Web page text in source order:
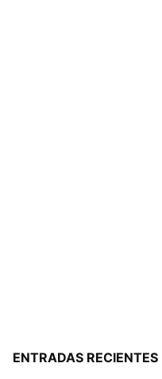
ENTRADAS RECIENTES